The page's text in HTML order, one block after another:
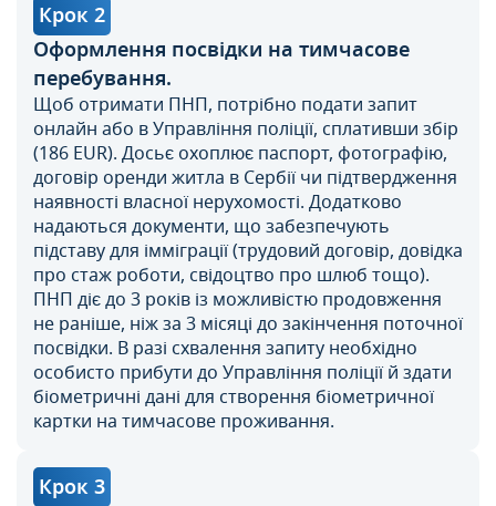
Крок 2
Оформлення посвідки на тимчасове
перебування.
Щоб отримати ПНП, потрібно подати запит
онлайн або в Управління поліції, сплативши збір
(186 EUR). Досьє охоплює паспорт, фотографію,
договір оренди житла в Сербії чи підтвердження
наявності власної нерухомості. Додатково
надаються документи, що забезпечують
підставу для імміграції (трудовий договір, довідка
про стаж роботи, свідоцтво про шлюб тощо).
ПНП діє до 3 років із можливістю продовження
не раніше, ніж за 3 місяці до закінчення поточної
посвідки. В разі схвалення запиту необхідно
особисто прибути до Управління поліції й здати
біометричні дані для створення біометричної
картки на тимчасове проживання.
Крок 3